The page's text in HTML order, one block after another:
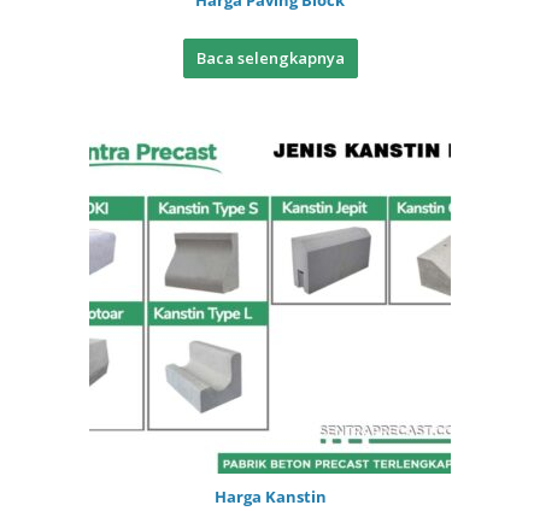
Baca selengkapnya
Harga Kanstin